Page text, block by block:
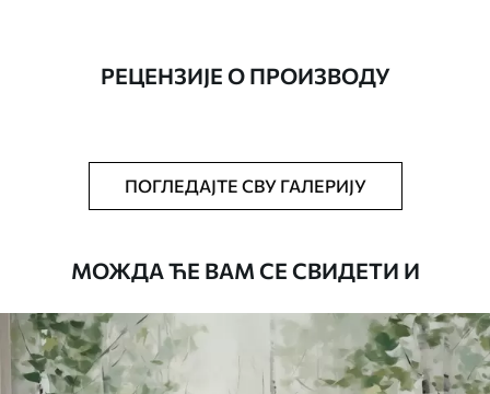
Тапета се може нежно очистити меким
сунђером. Позадине са завршном
водом.
Доступни материјали
РЕЦЕНЗИЈЕ О ПРОИЗВОДУ
ПОГЛЕДАЈТЕ СВУ ГАЛЕРИЈУ
МОЖДА ЋЕ ВАМ СЕ СВИДЕТИ И